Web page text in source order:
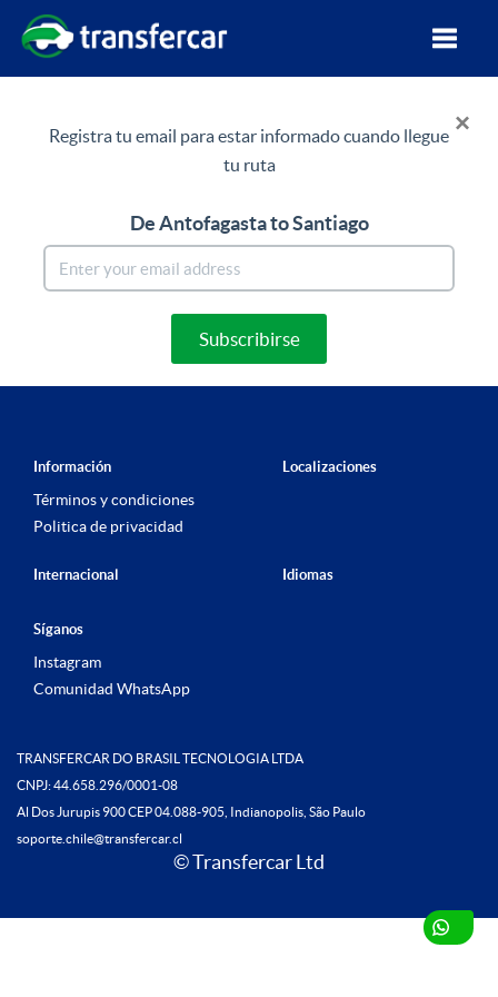
×
Registra tu email para estar informado cuando llegue
tu ruta
De Antofagastato Santiago
Subscribirse
Información
Términos y condiciones
Politica de privacidad
Localizaciones
Internacional Idiomas
Síganos
Instagram
Comunidad WhatsApp
TRANSFERCAR DO BRASIL TECNOLOGIA LTDA
CNPJ: 44.658.296/0001-08
Al Dos Jurupis 900 CEP 04.088-905, Indianopolis, São Paulo
soporte.chile@transfercar.cl
© Transfercar Ltd